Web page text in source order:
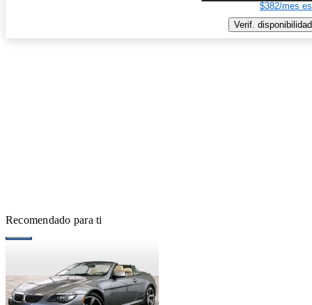
$382/mes
Verif. disponibilidad
Recomendado para ti